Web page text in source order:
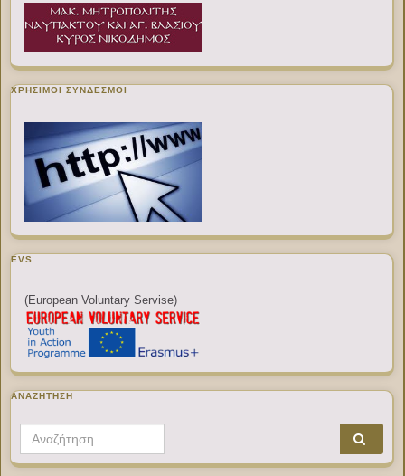
ΧΡΉΣΙΜΟΙ ΣΎΝΔΕΣΜΟΙ
EVS
(European Voluntary Servise)
ΑΝΑΖΉΤΗΣΗ
Search for: